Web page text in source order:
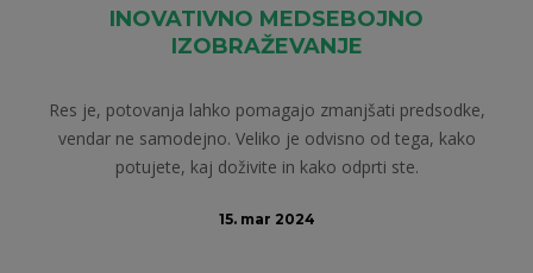
INOVATIVNO MEDSEBOJNO
IZOBRAŽEVANJE
Res je, potovanja lahko pomagajo zmanjšati predsodke,
vendar ne samodejno. Veliko je odvisno od tega, kako
potujete, kaj doživite in kako odprti ste.
15. mar 2024